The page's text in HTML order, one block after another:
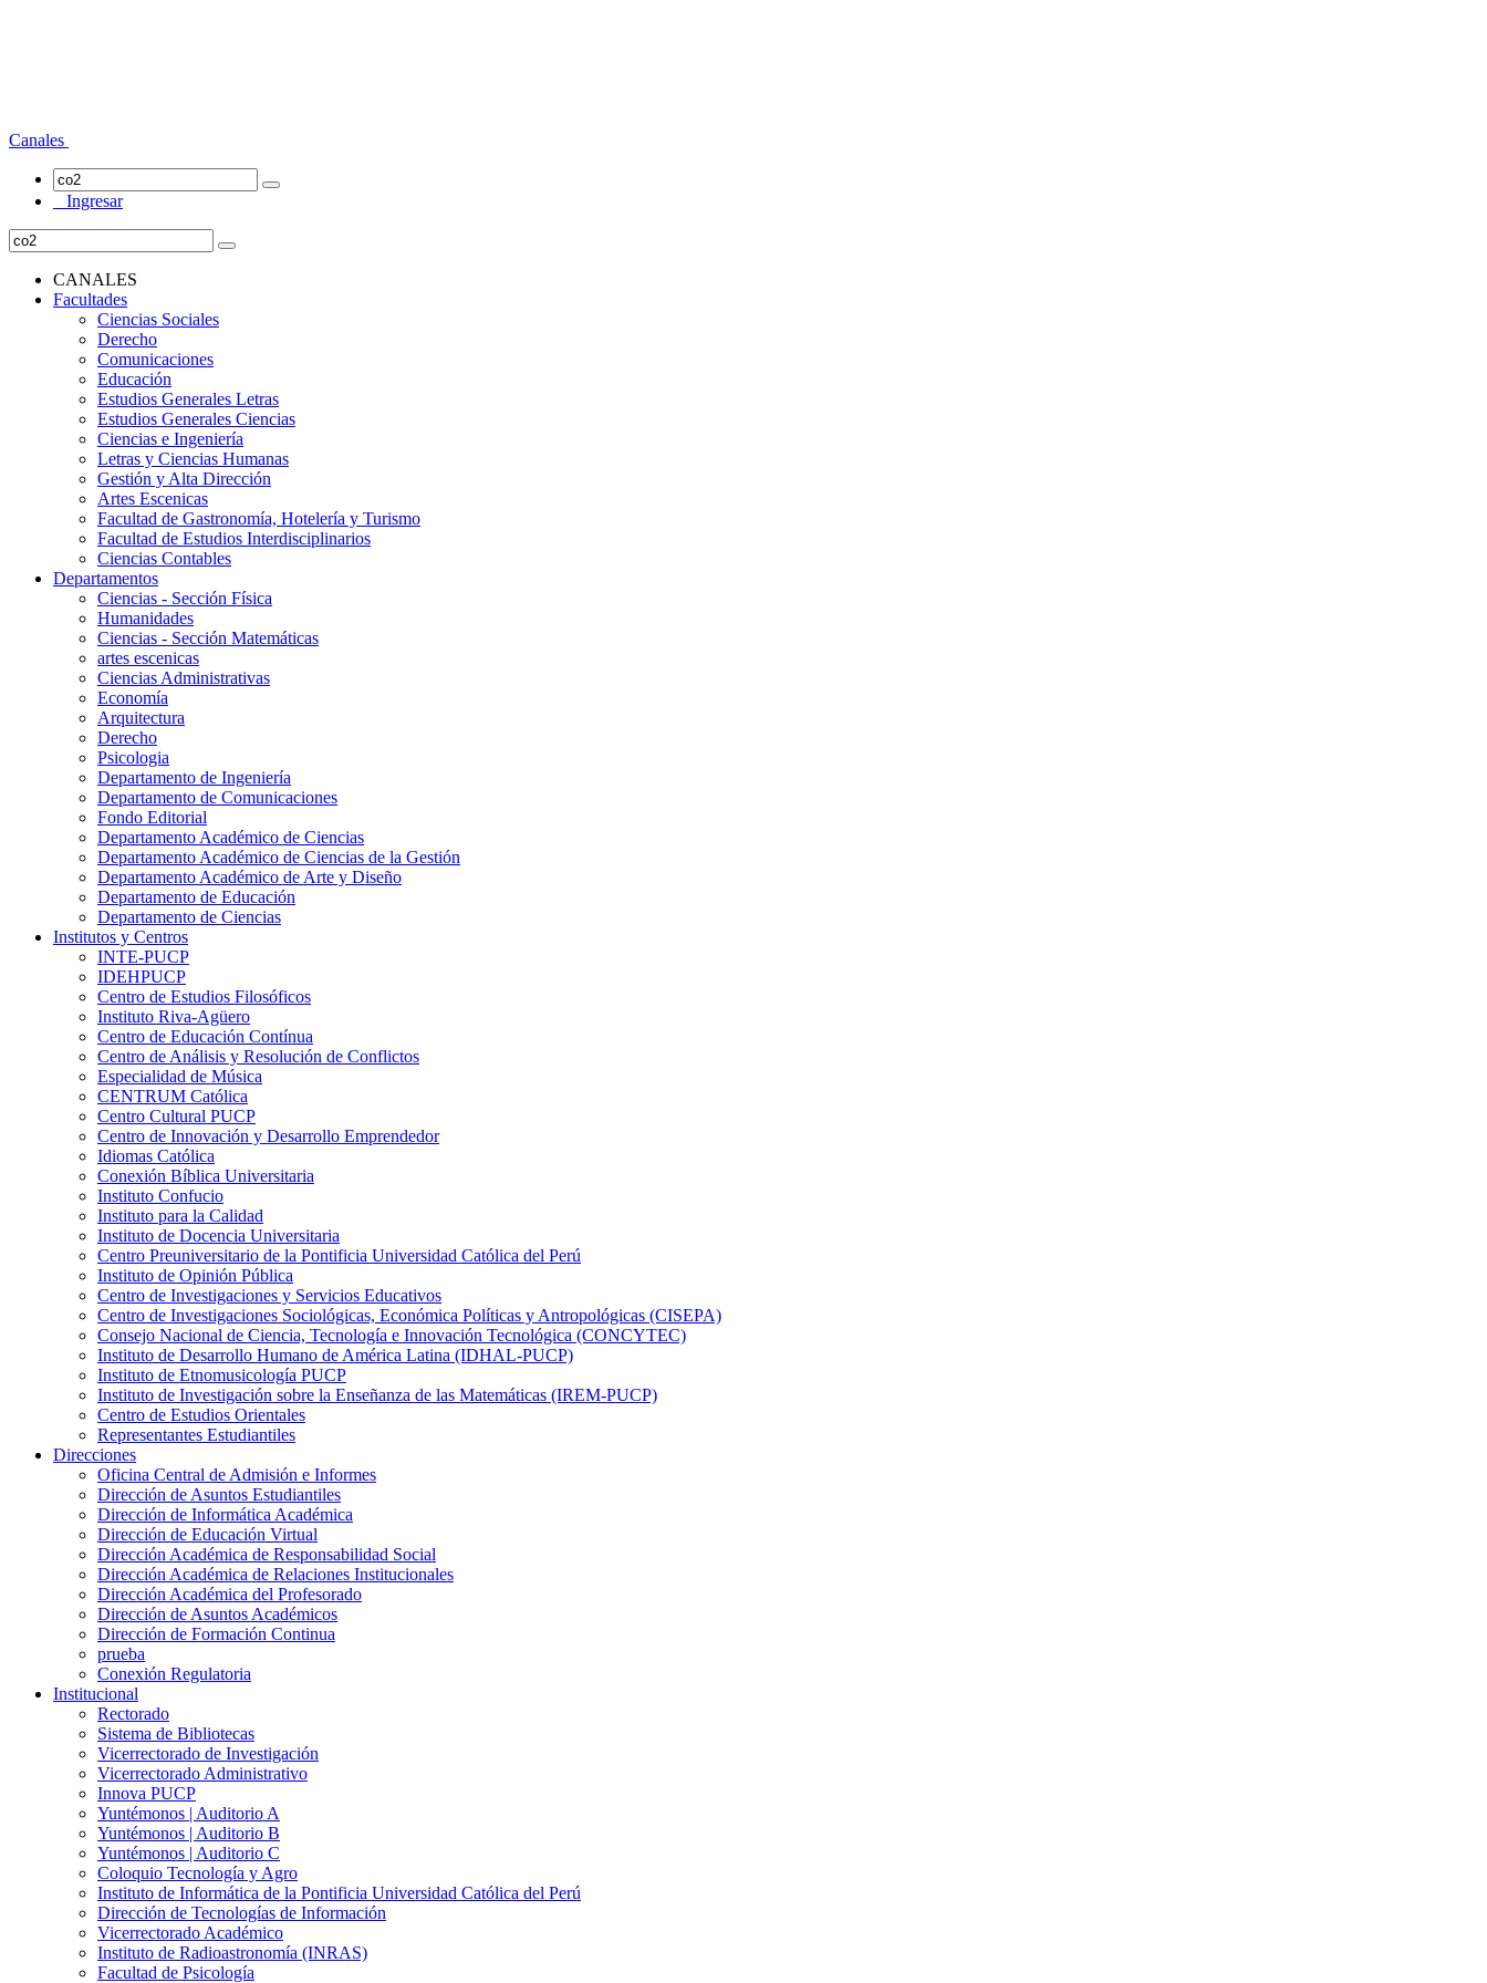
Canales
Ingresar
CANALES
Facultades
Ciencias Sociales
Derecho
Comunicaciones
Educación
Estudios Generales Letras
Estudios Generales Ciencias
Ciencias e Ingeniería
Letras y Ciencias Humanas
Gestión y Alta Dirección
Artes Escenicas
Facultad de Gastronomía, Hotelería y Turismo
Facultad de Estudios Interdisciplinarios
Ciencias Contables
Departamentos
Ciencias - Sección Física
Humanidades
Ciencias - Sección Matemáticas
artes escenicas
Ciencias Administrativas
Economía
Arquitectura
Derecho
Psicologia
Departamento de Ingeniería
Departamento de Comunicaciones
Fondo Editorial
Departamento Académico de Ciencias
Departamento Académico de Ciencias de la Gestión
Departamento Académico de Arte y Diseño
Departamento de Educación
Departamento de Ciencias
Institutos y Centros
INTE-PUCP
IDEHPUCP
Centro de Estudios Filosóficos
Instituto Riva-Agüero
Centro de Educación Contínua
Centro de Análisis y Resolución de Conflictos
Especialidad de Música
CENTRUM Católica
Centro Cultural PUCP
Centro de Innovación y Desarrollo Emprendedor
Idiomas Católica
Conexión Bíblica Universitaria
Instituto Confucio
Instituto para la Calidad
Instituto de Docencia Universitaria
Centro Preuniversitario de la Pontificia Universidad Católica del Perú
Instituto de Opinión Pública
Centro de Investigaciones y Servicios Educativos
Centro de Investigaciones Sociológicas, Económica Políticas y Antropológicas (CISEPA)
Consejo Nacional de Ciencia, Tecnología e Innovación Tecnológica (CONCYTEC)
Instituto de Desarrollo Humano de América Latina (IDHAL-PUCP)
Instituto de Etnomusicología PUCP
Instituto de Investigación sobre la Enseñanza de las Matemáticas (IREM-PUCP)
Centro de Estudios Orientales
Representantes Estudiantiles
Direcciones
Oficina Central de Admisión e Informes
Dirección de Asuntos Estudiantiles
Dirección de Informática Académica
Dirección de Educación Virtual
Dirección Académica de Responsabilidad Social
Dirección Académica de Relaciones Institucionales
Dirección Académica del Profesorado
Dirección de Asuntos Académicos
Dirección de Formación Continua
prueba
Conexión Regulatoria
Institucional
Rectorado
Sistema de Bibliotecas
Vicerrectorado de Investigación
Vicerrectorado Administrativo
Innova PUCP
Yuntémonos | Auditorio A
Yuntémonos | Auditorio B
Yuntémonos | Auditorio C
Coloquio Tecnología y Agro
Instituto de Informática de la Pontificia Universidad Católica del Perú
Dirección de Tecnologías de Información
Vicerrectorado Académico
Instituto de Radioastronomía (INRAS)
Facultad de Psicología